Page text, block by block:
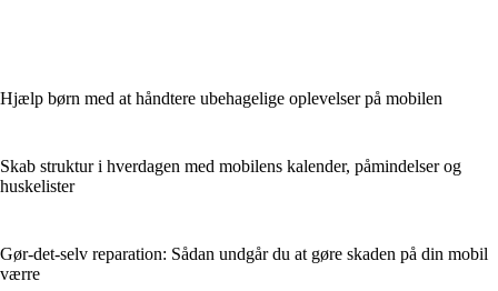
Hjælp børn med at håndtere ubehagelige oplevelser på mobilen
Skab struktur i hverdagen med mobilens kalender, påmindelser og
huskelister
Gør-det-selv reparation: Sådan undgår du at gøre skaden på din mobil
værre